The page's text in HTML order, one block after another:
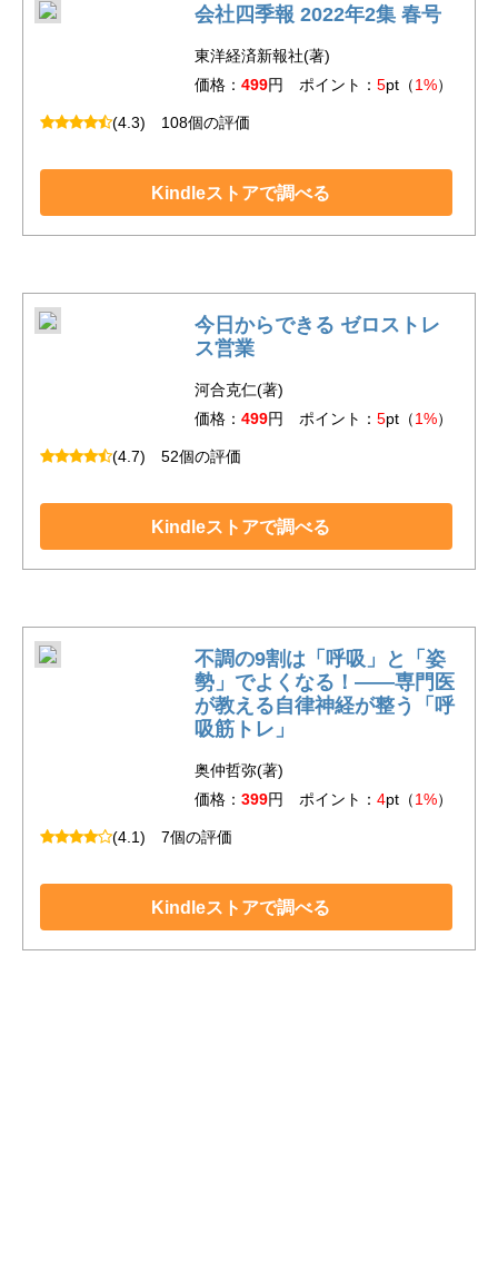
会社四季報 2022年2集 春号
東洋経済新報社(著)
価格： 499円 ポイント： 5pt（1%）
(4.3) 108個の評価
Kindleストアで調べる
今日からできる ゼロストレ
ス営業
河合克仁(著)
価格： 499円 ポイント： 5pt（1%）
(4.7) 52個の評価
Kindleストアで調べる
不調の9割は「呼吸」と「姿
勢」でよくなる！――専門医
が教える自律神経が整う「呼
吸筋トレ」
奥仲哲弥(著)
価格： 399円 ポイント： 4pt（1%）
(4.1) 7個の評価
Kindleストアで調べる